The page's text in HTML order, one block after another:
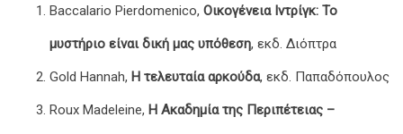
Baccalario Pierdomenico, Οικογένεια Ιντρίγκ: Το
μυστήριο είναι δική μας υπόθεση, εκδ. Διόπτρα
Gold Hannah, Η τελευταία αρκούδα, εκδ. Παπαδόπουλος
Roux Madeleine, Η Ακαδημία της Περιπέτειας –